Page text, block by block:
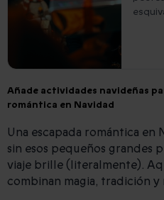
Añade actividades navideñas
romántica en Navidad
Una escapada romántica
sin esos pequeños grandes
viaje brille (literalmente).
combinan magia, tradición y